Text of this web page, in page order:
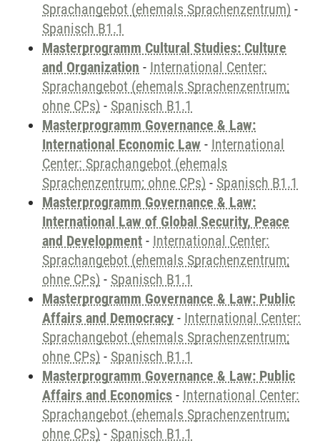
Sprachangebot (ehemals Sprachenzentrum) -
Spanisch B1.1
Masterprogramm Cultural Studies: Culture
and Organization - International Center:
Sprachangebot (ehemals Sprachenzentrum;
ohne CPs) - Spanisch B1.1
Masterprogramm Governance & Law:
International Economic Law - International
Center: Sprachangebot (ehemals
Sprachenzentrum; ohne CPs) - Spanisch B1.1
Masterprogramm Governance & Law:
International Law of Global Security, Peace
and Development - International Center:
Sprachangebot (ehemals Sprachenzentrum;
ohne CPs) - Spanisch B1.1
Masterprogramm Governance & Law: Public
Affairs and Democracy - International Center:
Sprachangebot (ehemals Sprachenzentrum;
ohne CPs) - Spanisch B1.1
Masterprogramm Governance & Law: Public
Affairs and Economics - International Center:
Sprachangebot (ehemals Sprachenzentrum;
ohne CPs) - Spanisch B1.1